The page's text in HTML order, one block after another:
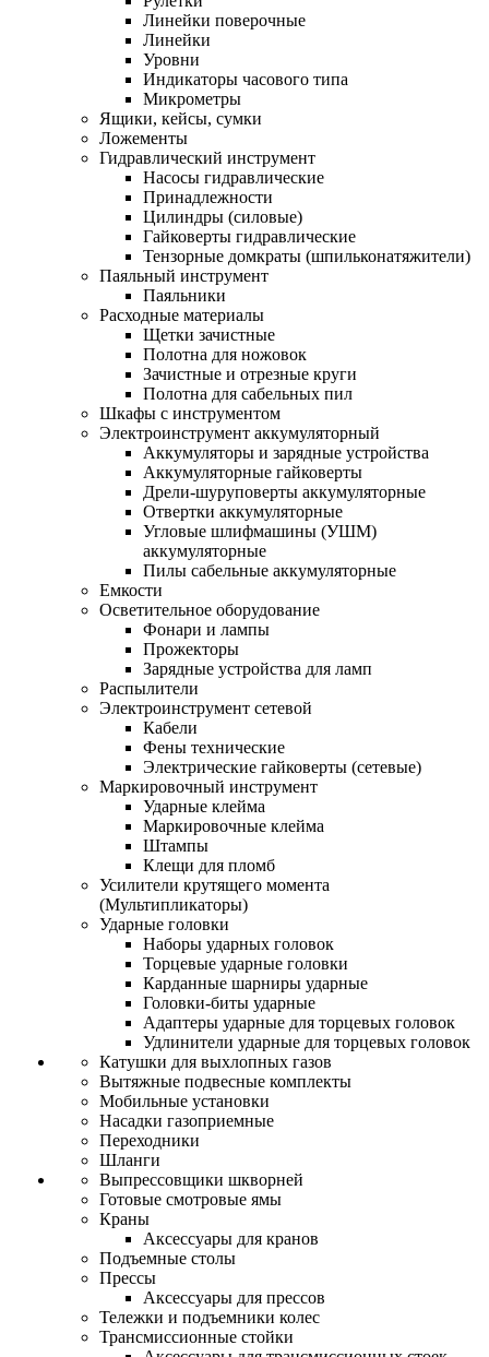
Линейки поверочные
Линейки
Уровни
Индикаторы часового типа
Микрометры
Ящики, кейсы, сумки
Ложементы
Гидравлический инструмент
Насосы гидравлические
Принадлежности
Цилиндры (силовые)
Гайковерты гидравлические
Тензорные домкраты (шпильконатяжители)
Паяльный инструмент
Паяльники
Расходные материалы
Щетки зачистные
Полотна для ножовок
Зачистные и отрезные круги
Полотна для сабельных пил
Шкафы с инструментом
Электроинструмент аккумуляторный
Аккумуляторы и зарядные устройства
Аккумуляторные гайковерты
Дрели-шуруповерты аккумуляторные
Отвертки аккумуляторные
Угловые шлифмашины (УШМ)
аккумуляторные
Пилы сабельные аккумуляторные
Емкости
Осветительное оборудование
Фонари и лампы
Прожекторы
Зарядные устройства для ламп
Распылители
Электроинструмент сетевой
Кабели
Фены технические
Электрические гайковерты (сетевые)
Маркировочный инструмент
Ударные клейма
Маркировочные клейма
Штампы
Клещи для пломб
Усилители крутящего момента
(Мультипликаторы)
Ударные головки
Наборы ударных головок
Торцевые ударные головки
Карданные шарниры ударные
Головки-биты ударные
Адаптеры ударные для торцевых головок
Удлинители ударные для торцевых головок
Катушки для выхлопных газов
Вытяжные подвесные комплекты
Мобильные установки
Насадки газоприемные
Переходники
Шланги
Выпрессовщики шкворней
Готовые смотровые ямы
Краны
Аксессуары для кранов
Подъемные столы
Прессы
Аксессуары для прессов
Тележки и подъемники колес
Трансмиссионные стойки